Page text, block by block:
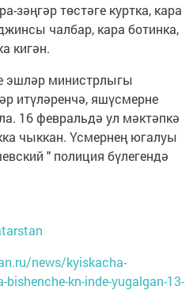
зәңгәр төстәге куртка, кара
чалбар, кара ботинка,
кигән.
эшләр министрлыгы
итүләренчә, яшүсмерне
16 февральдә ул мәктәпкә
чыккан. Үсмернең югалуы
" полиция бүлегендә
news/kyiskacha-
kn-inde-yugalgan-13-